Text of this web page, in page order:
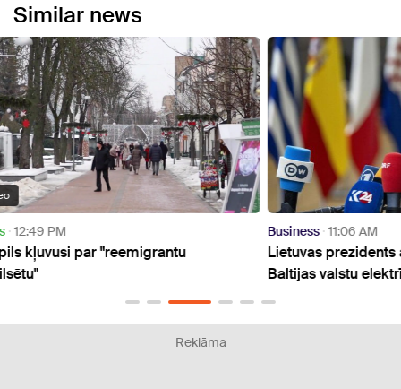
Similar news
Business
Lietuvas prezidents apsver iespēju apvienot
Baltijas valstu elektrības solīšanas zonas
Reklāma